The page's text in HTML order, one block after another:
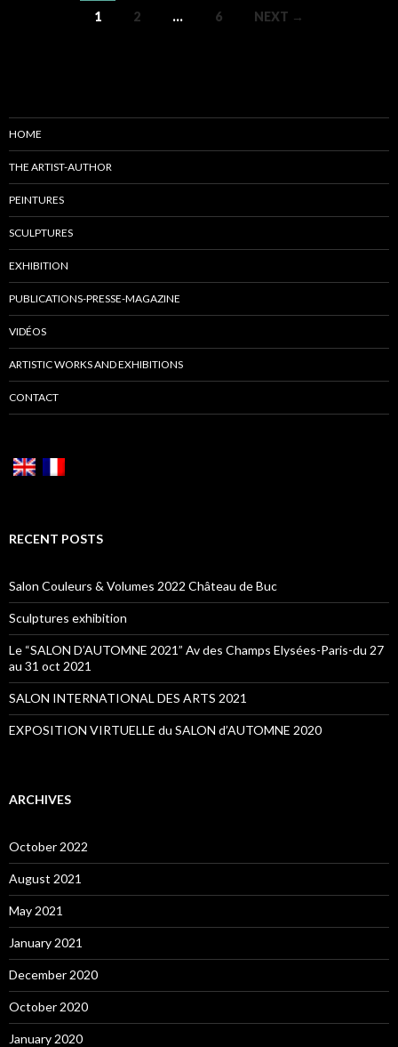
1 2 … 6 NEXT →
HOME
THE ARTIST-AUTHOR
PEINTURES
SCULPTURES
EXHIBITION
PUBLICATIONS-PRESSE-MAGAZINE
VIDÉOS
ARTISTIC WORKS AND EXHIBITIONS
CONTACT
RECENT POSTS
Salon Couleurs & Volumes 2022 Château de Buc
Sculptures exhibition
Le “SALON D’AUTOMNE 2021” Av des Champs Elysées-Paris-du 27
au 31 oct 2021
SALON INTERNATIONAL DES ARTS 2021
EXPOSITION VIRTUELLE du SALON d’AUTOMNE 2020
ARCHIVES
October 2022
August 2021
May 2021
January 2021
December 2020
October 2020
January 2020